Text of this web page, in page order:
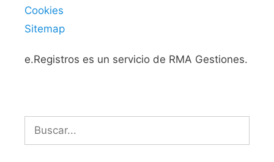
Cookies
Sitemap
e.Registros es un servicio de RMA Gestiones.
Buscar: